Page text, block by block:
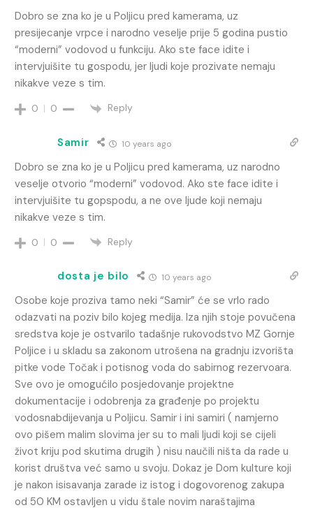
Dobro se zna ko je u Poljicu pred kamerama, uz
presijecanje vrpce i narodno veselje prije 5 godina pustio
“moderni” vodovod u funkciju. Ako ste face idite i
intervjuišite tu gospodu, jer ljudi koje prozivate nemaju
nikakve veze s tim.
0 0 Reply
Samir 10 years ago
Dobro se zna ko je u Poljicu pred kamerama, uz narodno
veselje otvorio “moderni” vodovod. Ako ste face idite i
intervjuišite tu gopspodu, a ne ove ljude koji nemaju
nikakve veze s tim.
0 0 Reply
dosta je bilo 10 years ago
Osobe koje proziva tamo neki “Samir” će se vrlo rado
odazvati na poziv bilo kojeg medija. Iza njih stoje povučena
sredstva koje je ostvarilo tadašnje rukovodstvo MZ Gornje
Poljice i u skladu sa zakonom utrošena na gradnju izvorišta
pitke vode Točak i potisnog voda do sabirnog rezervoara.
Sve ovo je omogućilo posjedovanje projektne
dokumentacije i odobrenja za građenje po projektu
vodosnabdijevanja u Poljicu. Samir i ini samiri ( namjerno
ovo pišem malim slovima jer su to mali ljudi koji se cijeli
život kriju pod skutima drugih ) nisu naučili ništa da rade u
korist društva već samo u svoju. Dokaz je Dom kulture koji
je nakon isisavanja zarade iz istog i dogovorenog zakupa
od 50 KM ostavljen u vidu štale novim naraštajima